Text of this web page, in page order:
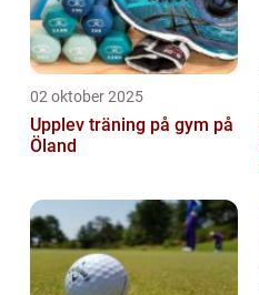
02 oktober 2025
Upplev träning på gym på
Öland